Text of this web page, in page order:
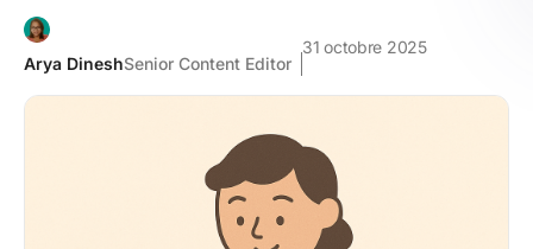
Arya DineshSenior Content Editor
31 octobre 2025